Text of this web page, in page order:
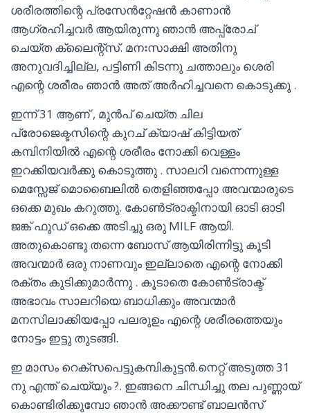
ശരീരത്തിന്റെ പ്രസേൻറ്റേഷൻ കാണാൻ
ആഗ്രഹിച്ചവർ ആയിരുന്നു ഞാൻ അപ്പ്രോച്
ചെയ്ത ക്ലൈന്റ്‌സ്. മനഃസാക്ഷി അതിനു
അനുവദിച്ചില്ല, പട്ടിണി കിടന്നു ചത്താലും ശെരി
എന്റെ ശരീരം ഞാൻ അത് അർഹിച്ചവനെ കൊടുക്കൂ .
ഇന്ന് 31 ആണ് , മുൻപ് ചെയ്ത ചില
പ്രോജെക്ടസിന്റെ കുറച് ക്യാഷ് കിട്ടിയത്
കമ്പിനിയിൽ എന്റെ ശരീരം നോക്കി വെള്ളം
ഇറക്കിയവർക്കു കൊടുത്തു . സാലറി വന്നെന്നുള്ള
മെസ്സേജ് മൊബൈലിൽ തെളിഞ്ഞപ്പോ അവന്മാരുടെ
ഒക്കെ മുഖം കറുത്തു. കോൺട്രാക്ടിനായി ഓടി ഓടി
ജങ്ക് ഫുഡ് ഒക്കെ അടിച്ചു ഒരു MILF ആയി.
അതുകൊണ്ടു തന്നെ ബോസ് ആയിരിന്നിട്ടു കൂടി
അവന്മാർ ഒരു നാണവും ഇല്ലാതെ എന്റെ നോക്കി
രക്തം കുടിക്കുമാർന്നു . കൂടാതെ കോൺട്രാക്ട്
അഭാവം സാലറിയെ ബാധിക്കും അവന്മാർ
മനസിലാക്കിയപ്പോ പലരുഉം എന്റെ ശരീരത്തെയും
നോട്ടം ഇട്ടു തുടങ്ങി.
ഇ മാസം റെക്‌സപെട്ടുകമ്പികുട്ടന്‍.നെറ്റ് അടുത്ത 31
നു എന്ത് ചെയ്യും ?. ഇങ്ങനെ ചിന്ധിച്ചു തല പുണ്ണായ്
കൊണ്ടിരിക്കുമ്പോ ഞാൻ അക്കൗണ്ട് ബാലൻസ്